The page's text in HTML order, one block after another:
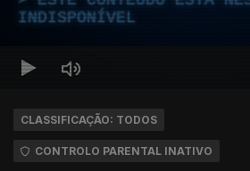
INDISPONÍVEL
CLASSIFICAÇÃO: TODOS
CONTROLO PARENTAL INATIVO